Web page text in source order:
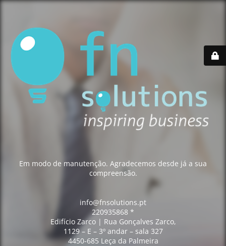
Em modo de manutenção. Agradecemos desde já a sua
compreensão.
info@fnsolutions.pt
220935868 *
Edifício Zarco | Rua Gonçalves Zarco,
1129 – E – 3º andar – sala 327
4450-685 Leça da Palmeira